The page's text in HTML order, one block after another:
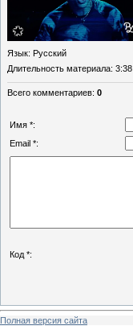
Язык: Русский
Длительность материала: 3:38
Всего комментариев: 0
Имя *:
Email *:
Код *:
Полная версия сайта